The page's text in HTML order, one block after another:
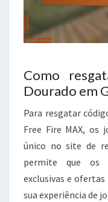
Como
Dourado em
Para resgatar
Free Fire MAX, os
único no site de
permite que os
exclusivas e
sua experiência de